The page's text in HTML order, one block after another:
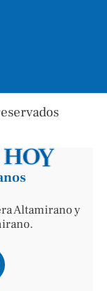
Altamirano y